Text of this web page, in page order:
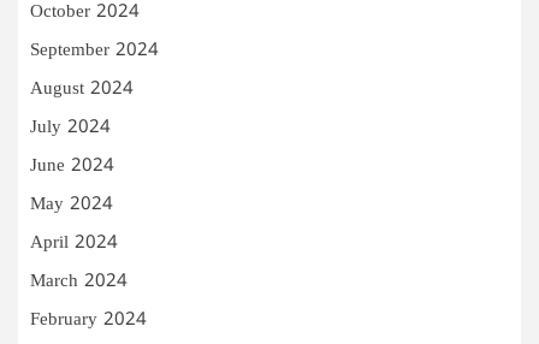
October 2024
September 2024
August 2024
July 2024
June 2024
May 2024
April 2024
March 2024
February 2024